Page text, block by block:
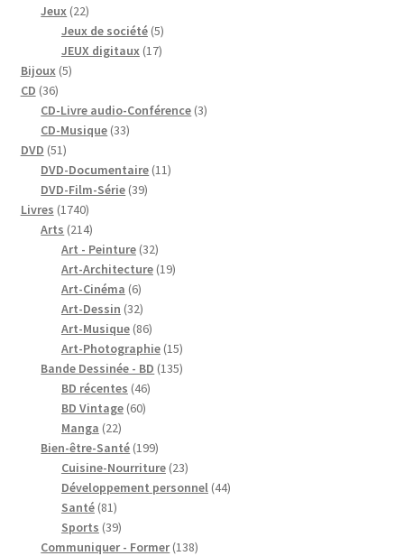
produits
Jeux 2222
produits
Jeux de société 55
produits
JEUX digitaux 1717
Bijoux 55
CD 3636
produits
CD-Livre audio-Conférence 33
CD-Musique 3333
DVD 5151
produits
DVD-Documentaire 1111
DVD-Film-Série 3939
Livres 17401740
produits
Arts 214214
produits
Art - Peinture 3232
produits
Art-Architecture 1919
Art-Cinéma 66
produits
Art-Dessin 3232
produits
Art-Musique 8686
produits
Art-Photographie 1515
produits
Bande Dessinée - BD 135135
BD récentes 4646
BD Vintage 6060
Manga 2222
produits
Bien-être-Santé 199199
produits
Cuisine-Nourriture 2323
produits
Développement personnel 4444
Santé 8181
produits
Sports 3939
produits
Communiquer - Former 138138